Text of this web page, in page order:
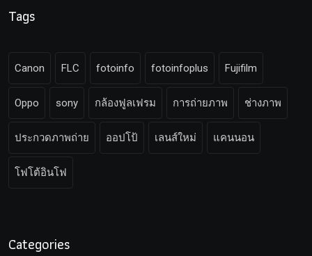
Tags
Canon FLC fotoinfo fotoinfoplus Fujifilm
Oppo sony กล้องฟูลเฟรม การถ่ายภาพ ช่างภาพ
ประกวดภาพถ่าย ออปโป้ เลนส์ใหม่ แคนนอน
โฟโต้อินโฟ
Categories